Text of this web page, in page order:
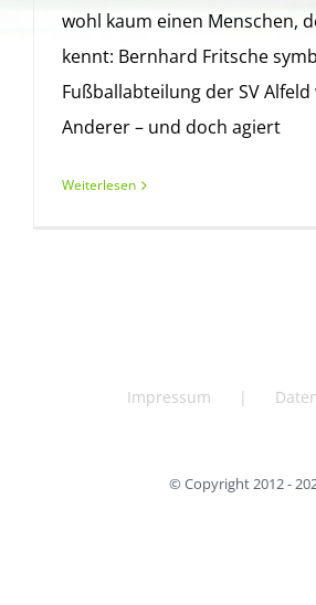
wohl kaum einen Menschen,
kennt: Bernhard Fritsche
Fußballabteilung der SV
Anderer – und doch agiert
Weiterlesen
Impressum
© Copyright 2012 -